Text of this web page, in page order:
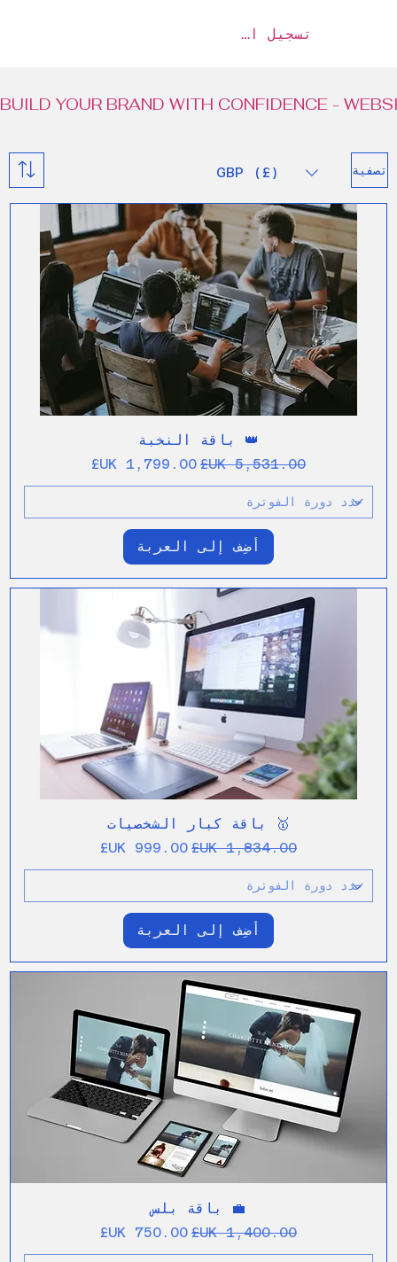
تسجيل الدخول
BUILD YOUR BRAND WITH CONFIDENCE -
تصفية
👑 باقة النخبة
سعر عادي
سعر البيع
أضِف إلى العربة
🥇 باقة كبار الشخصيات
سعر عادي
سعر البيع
أضِف إلى العربة
💼 باقة بلس
سعر عادي
سعر البيع
GBP (£)